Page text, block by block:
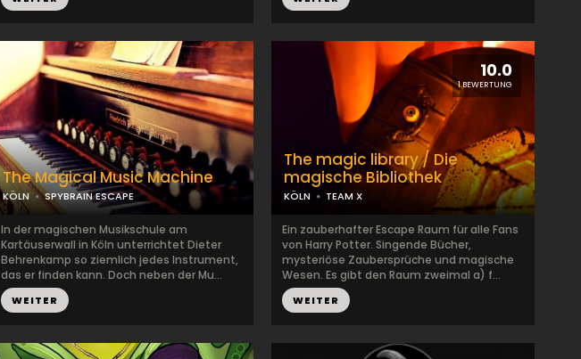
The Magical Music Machine
KÖLN SPYBRAIN ESCAPE
In der magischen Musikschule am
Kartäuserwall in Köln unterrichtet Dieter
Behrenkamp so ziemlich jedes Instrument,
das er finden kann. Doch neben der Mu...
WEITER
10.0
1 BEWERTUNG
The magic library / Die
magische Bibliothek
KÖLN TEAM X
Ein zauberhafter Escape Raum für alle Fans
von Harry Potter. Singende Bücher,
mysteriöse Zaubersprüche und magische
Wesen. Es gibt den Raum zweimal a) f...
WEITER